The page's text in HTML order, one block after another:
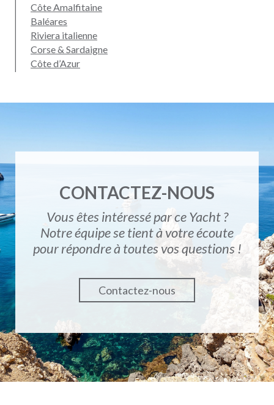
Côte Amalfitaine
Baléares
Riviera italienne
Corse & Sardaigne
Côte d’Azur
CONTACTEZ-NOUS
Vous êtes intéressé par ce Yacht ?
Notre équipe se tient à votre écoute
pour répondre à toutes vos questions !
Contactez-nous